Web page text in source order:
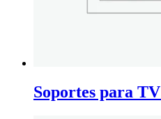
Soportes para TV